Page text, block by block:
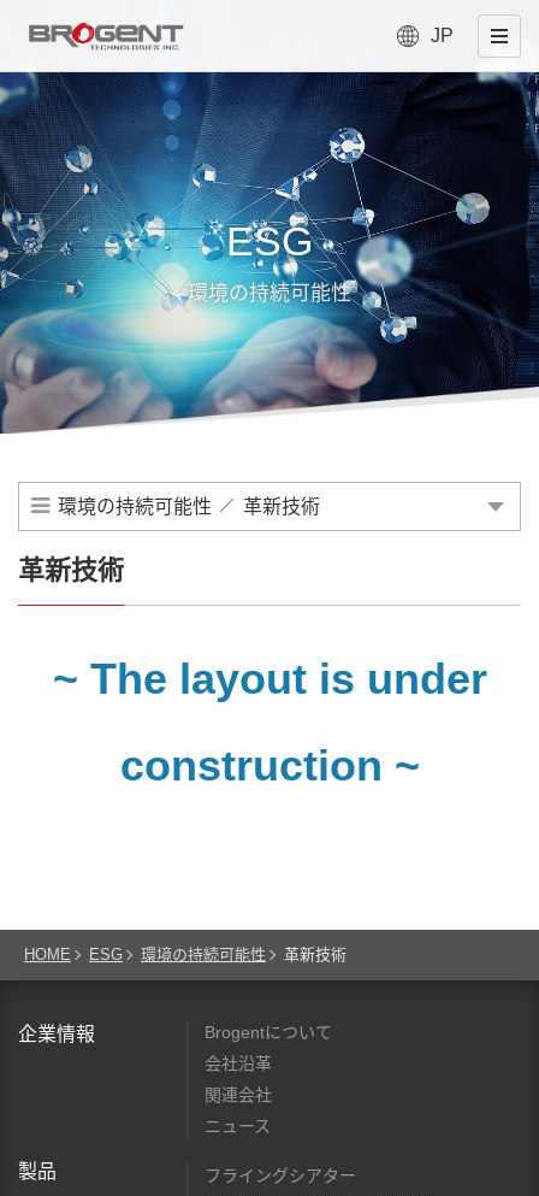
JP
ESG
環境の持続可能性
環境の持続可能性 革新技術
革新技術
~ The layout is under
construction ~
HOME ESG 環境の持続可能性 革新技術
企業情報
Brogentについて
会社沿革
関連会社
ニュース
製品
フライングシアター